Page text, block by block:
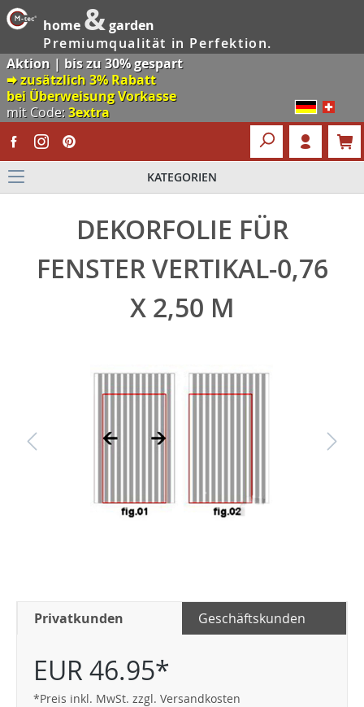
home &garden
Premiumqualität in Perfektion.
Aktion | bis zu 30% gespart
🠮 zusätzlich 3% Rabatt
bei Überweisung Vorkasse
mit Code:3extra
KATEGORIEN
DEKORFOLIE FÜR
FENSTER VERTIKAL-0,76
X 2,50 M
Privatkunden Geschäftskunden
EUR 46.95*
*Preis inkl. MwSt. zzgl. Versandkosten